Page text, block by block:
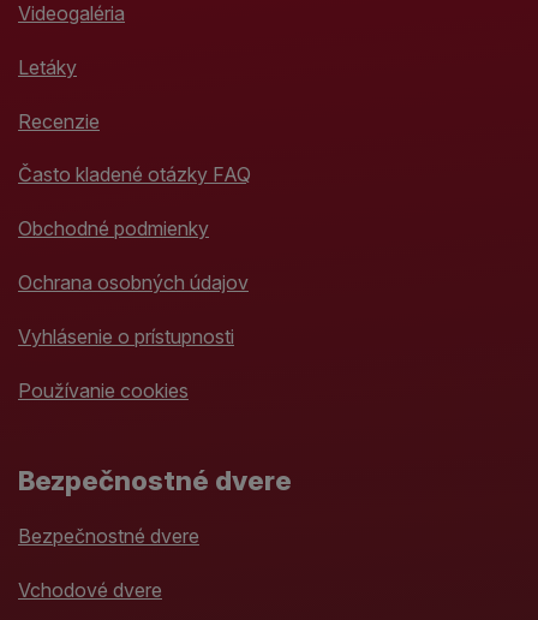
Videogaléria
Letáky
Recenzie
Často kladené otázky FAQ
Obchodné podmienky
Ochrana osobných údajov
Vyhlásenie o prístupnosti
Používanie cookies
Bezpečnostné dvere
Bezpečnostné dvere
Vchodové dvere